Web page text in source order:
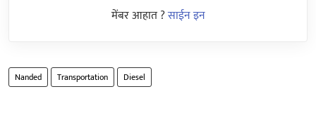
मेंबर आहात ?साईन इन
Nanded Transportation Diesel